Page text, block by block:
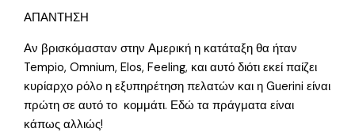
ΑΠΑΝΤΗΣΗ
Αν βρισκόμασταν στην Αμερική η κατάταξη θα ήταν
Tempio, Omnium, Elos, Feeling, και αυτό διότι εκεί παίζει
κυρίαρχο ρόλο η εξυπηρέτηση πελατών και η Guerini είναι
πρώτη σε αυτό το κομμάτι. Εδώ τα πράγματα είναι
κάπως αλλιώς!